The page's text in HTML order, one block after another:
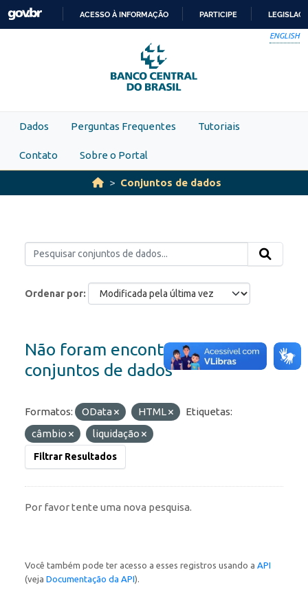
Skip to main content
PARA
O
CONTEÚDO
ACESSO À INFORMAÇÃO PARTICIPE
ENGLISH
Dados Perguntas Frequentes Tutoriais
Contato Sobre o Portal
Conjuntos de dados
Ordenar por
Não foram encontrados
conjuntos de dados
Formatos: OData HTML
Etiquetas:
câmbio
liquidação
Filtrar Resultados
Por favor tente uma nova pesquisa.
Você também pode ter acesso a esses registros usando a API
(veja Documentação da API).